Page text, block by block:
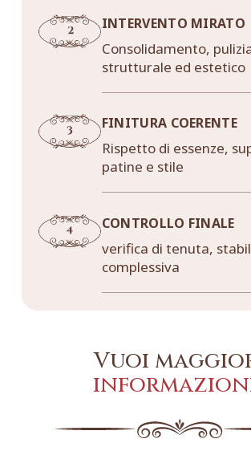
INTERVENTO MIRATO
Consolidamento,
strutturale ed estetico
FINITURA COERENTE
Rispetto di essenze,
patine e stile
CONTROLLO FINALE
verifica di tenuta,
complessiva
Vuoi